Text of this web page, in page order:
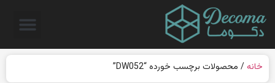
خانه / محصولات برچسب خورده “DW052”